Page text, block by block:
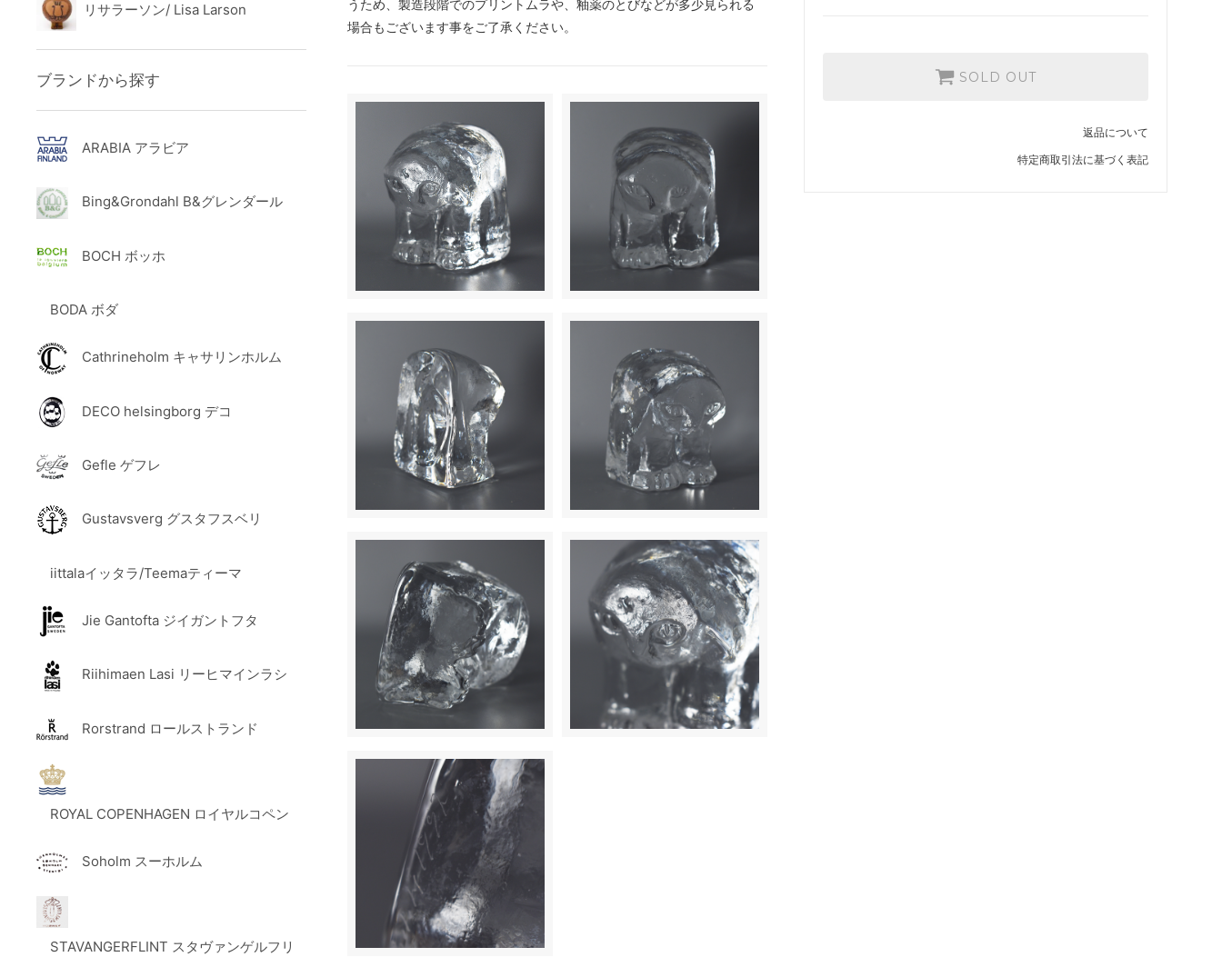
SOLD OUT
返品について
特定商取引法に基づく表記
うため、製造段階でのプリントムラや、釉薬のとびなどが多少見られる
場合もございます事をご了承ください。
リサラーソン/ Lisa Larson
ブランドから探す
ARABIA アラビア
Bing&Grondahl B&グレンダール
BOCH ボッホ
BODA ボダ
Cathrineholm キャサリンホルム
DECO helsingborg デコ
Gefle ゲフレ
Gustavsverg グスタフスベリ
iittalaイッタラ/Teemaティーマ
Jie Gantofta ジイガントフタ
Riihimaen Lasi リーヒマインラシ
Rorstrand ロールストランド
ROYAL COPENHAGEN ロイヤルコペン
Soholm スーホルム
STAVANGERFLINT スタヴァンゲルフリ